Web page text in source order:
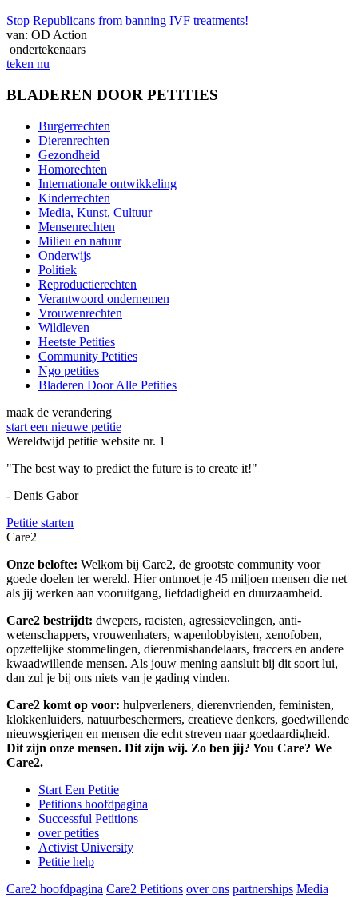
Stop Republicans from banning IVF treatments!
van: OD Action
ondertekenaars
teken nu
BLADEREN DOOR PETITIES
Burgerrechten
Dierenrechten
Gezondheid
Homorechten
Internationale ontwikkeling
Kinderrechten
Media, Kunst, Cultuur
Mensenrechten
Milieu en natuur
Onderwijs
Politiek
Reproductierechten
Verantwoord ondernemen
Vrouwenrechten
Wildleven
Heetste Petities
Community Petities
Ngo petities
Bladeren Door Alle Petities
maak de verandering
start een nieuwe petitie
Wereldwijd petitie website nr. 1
"The best way to predict the future is to create it!"
- Denis Gabor
Petitie starten
Care2
Onze belofte: Welkom bij Care2, de grootste community voor
goede doelen ter wereld. Hier ontmoet je 45 miljoen mensen die net
als jij werken aan vooruitgang, liefdadigheid en duurzaamheid.
Care2 bestrijdt: dwepers, racisten, agressievelingen, anti-
wetenschappers, vrouwenhaters, wapenlobbyisten, xenofoben,
opzettelijke stommelingen, dierenmishandelaars, fraccers en andere
kwaadwillende mensen. Als jouw mening aansluit bij dit soort lui,
dan zul je bij ons niets van je gading vinden.
Care2 komt op voor: hulpverleners, dierenvrienden, feministen,
klokkenluiders, natuurbeschermers, creatieve denkers, goedwillende
nieuwsgierigen en mensen die echt streven naar goedaardigheid.
Dit zijn onze mensen. Dit zijn wij. Zo ben jij? You Care? We
Care2.
Start Een Petitie
Petitions hoofdpagina
Successful Petitions
over petities
Activist University
Petitie help
Care2 hoofdpagina Care2 Petitions over ons partnerships Media